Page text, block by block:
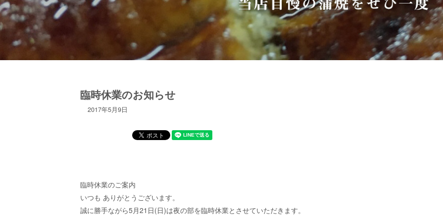
臨時休業のお知らせ
2017年5月9日
臨時休業のご案内
いつも ありがとうございます。
誠に勝手ながら5月21日(日)は夜の部を臨時休業とさせていただきます。